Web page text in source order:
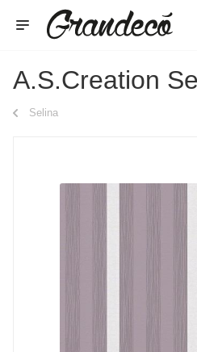
A.S.Creation
Selina